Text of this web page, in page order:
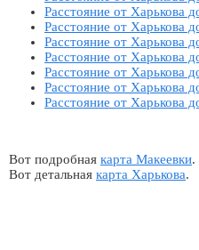
Расстояние от Харькова
Расстояние от Харькова
Расстояние от Харькова
Расстояние от Харькова
Расстояние от Харькова
Расстояние от Харькова
Расстояние от Харькова
Вот подробная карта Макеевки.
Вот детальная карта Харькова.